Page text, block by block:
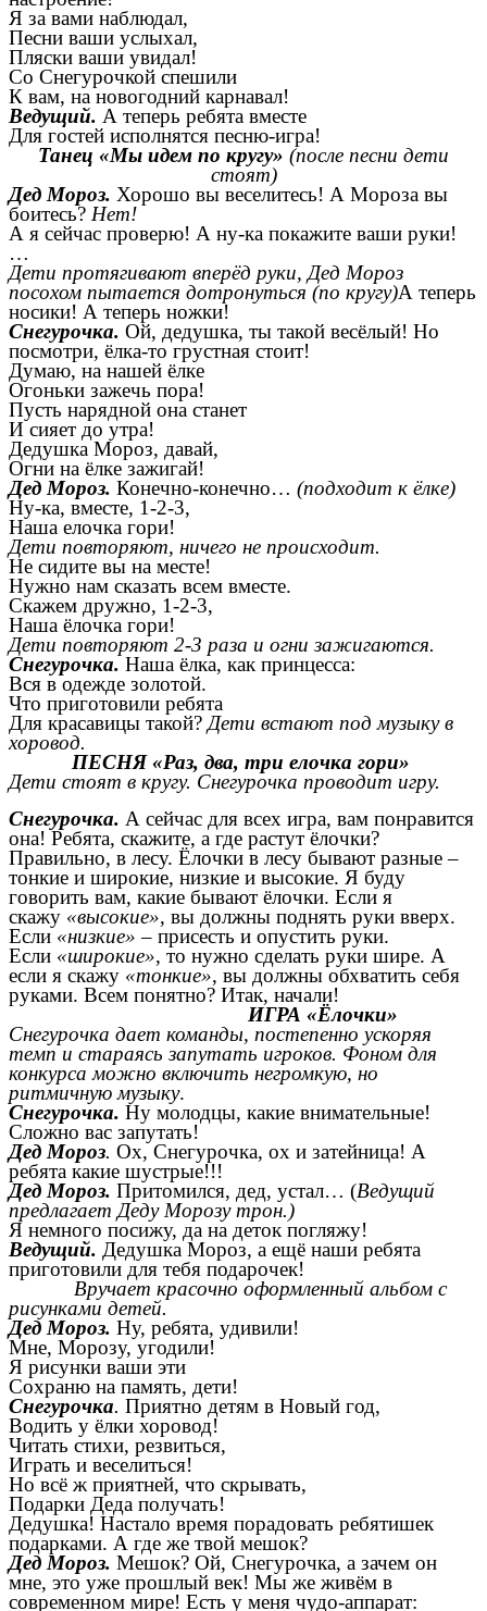
Я за вами наблюдал,
Песни ваши услыхал,
Пляски ваши увидал!
Со Снегурочкой спешили
К вам, на новогодний карнавал!
Ведущий. А теперь ребята вместе
Для гостей исполнятся песню-игра!
Танец «Мы идем по кругу» (после песни дети
стоят)
Дед Мороз. Хорошо вы веселитесь! А Мороза вы
боитесь? Нет!
А я сейчас проверю! А ну-ка покажите ваши руки!
…
Дети протягивают вперёд руки, Дед Мороз
посохом пытается дотронуться (по кругу)А теперь
носики! А теперь ножки!
Снегурочка. Ой, дедушка, ты такой весёлый! Но
посмотри, ёлка-то грустная стоит!
Думаю, на нашей ёлке
Огоньки зажечь пора!
Пусть нарядной она станет
И сияет до утра!
Дедушка Мороз, давай,
Огни на ёлке зажигай!
Дед Мороз. Конечно-конечно… (подходит к ёлке)
Ну-ка, вместе, 1-2-3,
Наша елочка гори!
Дети повторяют, ничего не происходит.
Не сидите вы на месте!
Нужно нам сказать всем вместе.
Скажем дружно, 1-2-3,
Наша ёлочка гори!
Дети повторяют 2-3 раза и огни зажигаются.
Снегурочка. Наша ёлка, как принцесса:
Вся в одежде золотой.
Что приготовили ребята
Для красавицы такой? Дети встают под музыку в
хоровод.
ПЕСНЯ «Раз, два, три елочка гори»
Дети стоят в кругу. Снегурочка проводит игру.
Снегурочка. А сейчас для всех игра, вам понравится
она! Ребята, скажите, а где растут ёлочки?
Правильно, в лесу. Ёлочки в лесу бывают разные –
тонкие и широкие, низкие и высокие. Я буду
говорить вам, какие бывают ёлочки. Если я
скажу «высокие», вы должны поднять руки вверх.
Если «низкие» – присесть и опустить руки.
Если «широкие», то нужно сделать руки шире. А
если я скажу «тонкие», вы должны обхватить себя
руками. Всем понятно? Итак, начали!
ИГРА «Ёлочки»
Снегурочка дает команды, постепенно ускоряя
темп и стараясь запутать игроков. Фоном для
конкурса можно включить негромкую, но
ритмичную музыку.
Снегурочка. Ну молодцы, какие внимательные!
Сложно вас запутать!
Дед Мороз. Ох, Снегурочка, ох и затейница! А
ребята какие шустрые!!!
Дед Мороз. Притомился, дед, устал… (Ведущий
предлагает Деду Морозу трон.)
Я немного посижу, да на деток погляжу!
Ведущий. Дедушка Мороз, а ещё наши ребята
приготовили для тебя подарочек!
Вручает красочно оформленный альбом с
рисунками детей.
Дед Мороз. Ну, ребята, удивили!
Мне, Морозу, угодили!
Я рисунки ваши эти
Сохраню на память, дети!
Снегурочка. Приятно детям в Новый год,
Водить у ёлки хоровод!
Читать стихи, резвиться,
Играть и веселиться!
Но всё ж приятней, что скрывать,
Подарки Деда получать!
Дедушка! Настало время порадовать ребятишек
подарками. А где же твой мешок?
Дед Мороз. Мешок? Ой, Снегурочка, а зачем он
мне, это уже прошлый век! Мы же живём в
современном мире! Есть у меня чудо-аппарат: